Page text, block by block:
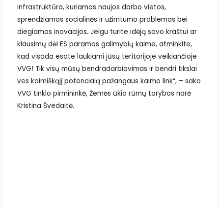
infrastruktūra, kuriamos naujos darbo vietos,
sprendžiamos socialinės ir užimtumo problemos bei
diegiamos inovacijos. Jeigu turite idėją savo kraštui ar
klausimų dėl ES paramos galimybių kaime, atminkite,
kad visada esate laukiami jūsų teritorijoje veikiančioje
VVG! Tik visų mūsų bendradarbiavimas ir bendri tikslai
ves kaimiškąjį potencialą pažangaus kaimo link“, – sako
VVG tinklo pirmininkė, Žemės ūkio rūmų tarybos narė
Kristina Švedaitė.